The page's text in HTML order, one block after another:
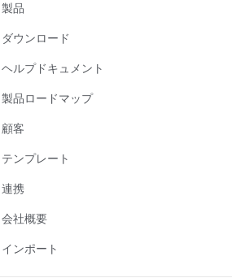
製品
ダウンロード
ヘルプドキュメント
製品ロードマップ
顧客
テンプレート
連携
会社概要
インポート